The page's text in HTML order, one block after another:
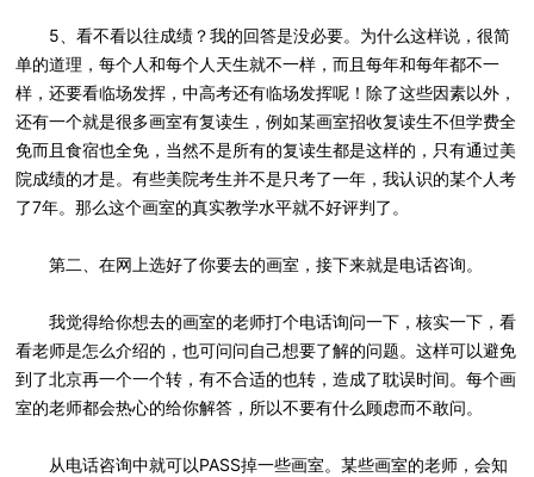
5、看不看以往成绩？我的回答是没必要。为什么这样说，很简
单的道理，每个人和每个人天生就不一样，而且每年和每年都不一
样，还要看临场发挥，中高考还有临场发挥呢！除了这些因素以外，
还有一个就是很多画室有复读生，例如某画室招收复读生不但学费全
免而且食宿也全免，当然不是所有的复读生都是这样的，只有通过美
院成绩的才是。有些美院考生并不是只考了一年，我认识的某个人考
了7年。那么这个画室的真实教学水平就不好评判了。
第二、在网上选好了你要去的画室，接下来就是电话咨询。
我觉得给你想去的画室的老师打个电话询问一下，核实一下，看
看老师是怎么介绍的，也可问问自己想要了解的问题。这样可以避免
到了北京再一个一个转，有不合适的也转，造成了耽误时间。每个画
室的老师都会热心的给你解答，所以不要有什么顾虑而不敢问。
从电话咨询中就可以PASS掉一些画室。某些画室的老师，会知